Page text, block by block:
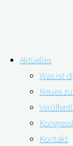
Inhalt
springen
Aktuelles
Was ist
Neues
Kontakt
Zu selten